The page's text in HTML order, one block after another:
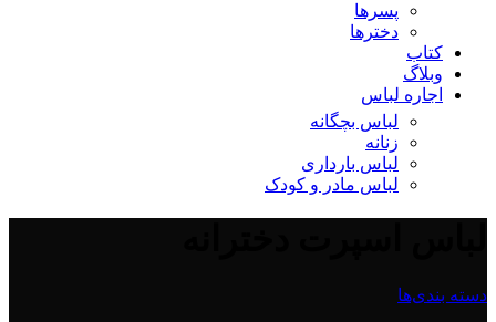
پسرها
دخترها
کتاب
وبلاگ
اجاره لباس
لباس بچگانه
زنانه
لباس بارداری
لباس مادر و کودک
دسته بندی‌ها